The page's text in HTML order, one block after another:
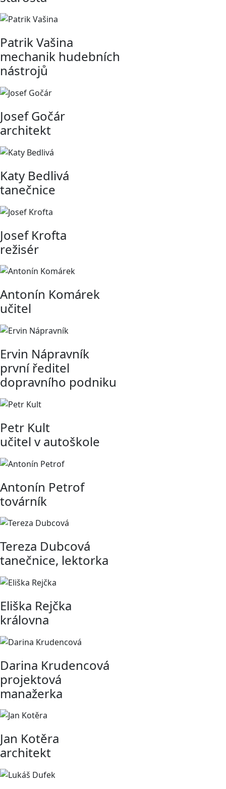
Patrik Vašina
mechanik hudebních
nástrojů
Josef Gočár
architekt
Katy Bedlivá
tanečnice
Josef Krofta
režisér
Antonín Komárek
učitel
Ervin Nápravník
první ředitel
dopravního podniku
Petr Kult
učitel v autoškole
Antonín Petrof
továrník
Tereza Dubcová
tanečnice, lektorka
Eliška Rejčka
královna
Darina Krudencová
projektová
manažerka
Jan Kotěra
architekt